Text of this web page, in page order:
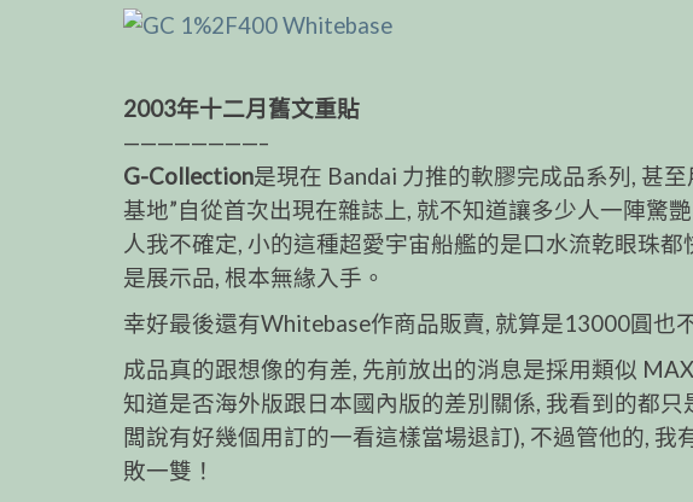
2003年十二月舊文重貼
————————–
G-Collection是現在 Bandai 力推的軟膠完成品系列, 甚
基地”自從首次出現在雜誌上, 就不知道讓多少人一陣驚艷
人我不確定, 小的這種超愛宇宙船艦的是口水流乾眼珠
是展示品, 根本無緣入手。
幸好最後還有Whitebase作商品販賣, 就算是13000圓也
成品真的跟想像的有差, 先前放出的消息是採用類似
知道是否海外版跟日本國內版的差別關係, 我看到的都
闆說有好幾個用訂的一看這樣當場退訂), 不過管他的,
敗一雙！